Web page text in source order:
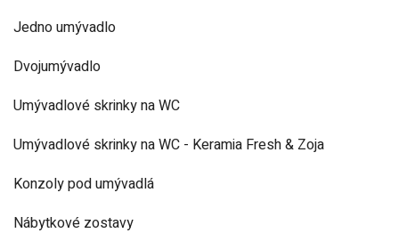
Jedno umývadlo
Dvojumývadlo
Umývadlové skrinky na WC
Umývadlové skrinky na WC - Keramia Fresh & Zoja
Konzoly pod umývadlá
Nábytkové zostavy